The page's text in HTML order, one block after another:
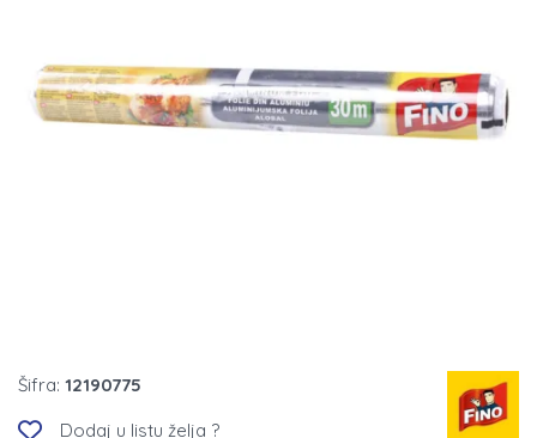
Šifra: 12190775
Dodaj u listu želja ?